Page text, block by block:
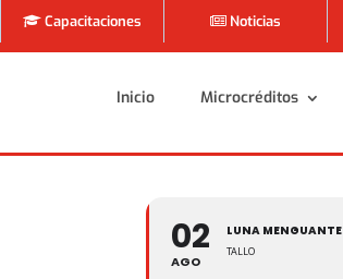
Capacitaciones Noticias
Inicio Microcréditos
Inicio Microcréditos
02
AGO
LUNA MENGUANTE
TALLO